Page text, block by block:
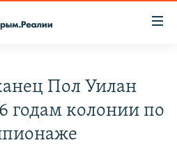
Пол Уилан
годам колонии по